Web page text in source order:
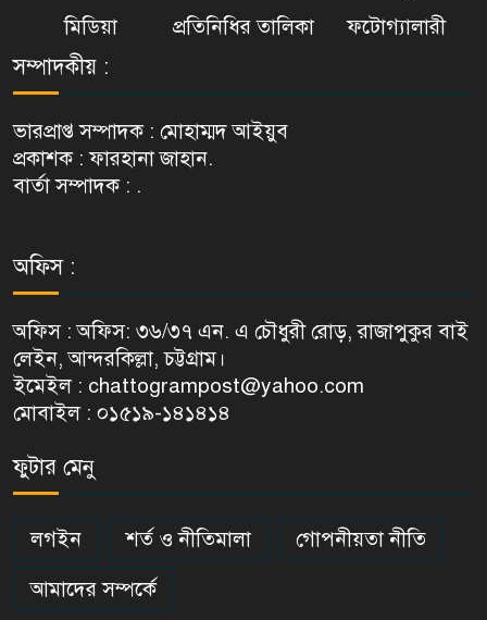
মিডিয়া
প্রতিনিধির তালিকা ফটোগ্যালারী
সম্পাদকীয় :
ভারপ্রাপ্ত সম্পাদক : মোহাম্মদ আইয়ুব
প্রকাশক : ফারহানা জাহান.
বার্তা সম্পাদক : .
অফিস :
অফিস : অফিস: ৩৬/৩৭ এন. এ চৌধুরী রোড়, রাজাপুকুর বাই
লেইন, আন্দরকিল্লা, চট্টগ্রাম।
ইমেইল : chattogrampost@yahoo.com
মোবাইল : ০১৫১৯-১৪১৪১৪
ফুটার মেনু
লগইন শর্ত ও নীতিমালা
গোপনীয়তা নীতি
আমাদের সম্পর্কে